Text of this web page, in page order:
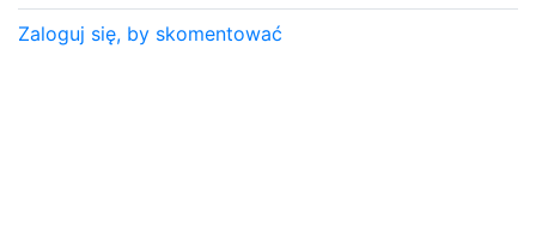
Zaloguj się, by skomentować